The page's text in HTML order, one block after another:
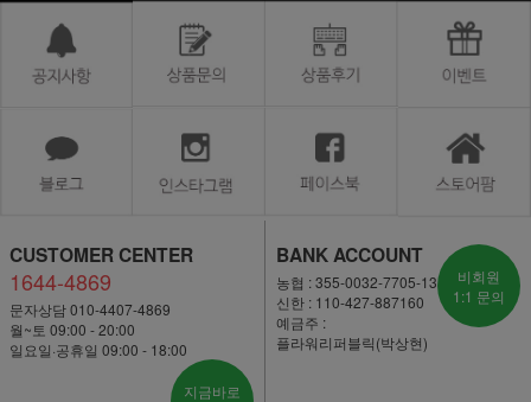
CUSTOMER CENTER
1644-4869
문자상담 010-4407-4869
월~토 09:00 - 20:00
일요일·공휴일 09:00 - 18:00
지금바로
BANK ACCOUNT
농협 : 355-0032-7705-13
신한 : 110-427-887160
예금주 :
플라워리퍼블릭(박상현)
비회원
1:1 문의